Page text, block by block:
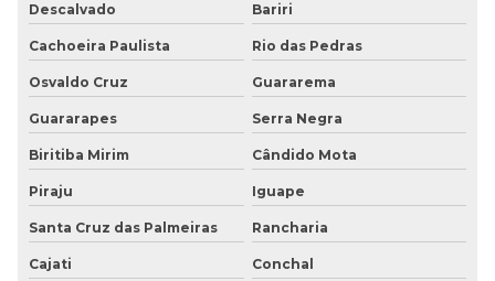
Descalvado Bariri
Cachoeira Paulista Rio das Pedras
Osvaldo Cruz Guararema
Guararapes Serra Negra
Biritiba Mirim Cândido Mota
Piraju Iguape
Santa Cruz das Palmeiras Rancharia
Cajati Conchal